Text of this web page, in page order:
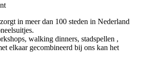
in meer dan 100 steden in Nederland
walking dinners, stadspellen ,
elkaar gecombineerd bij ons kan het